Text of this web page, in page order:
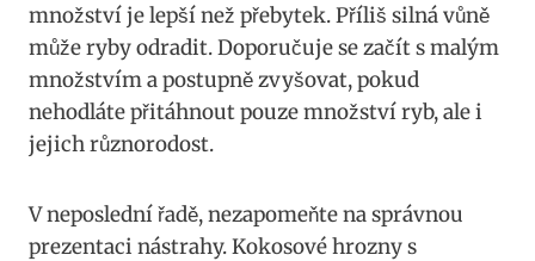
množství je lepší než přebytek. Příliš silná vůně​
může ryby odradit. Doporučuje se začít s ⁣malým
množstvím‍ a postupně zvyšovat, ⁢pokud
nehodláte přitáhnout pouze množství ryb, ale‍ i‌
jejich různorodost.
V neposlední řadě, nezapomeňte ⁢na správnou
prezentaci nástrahy. Kokosové hrozny s